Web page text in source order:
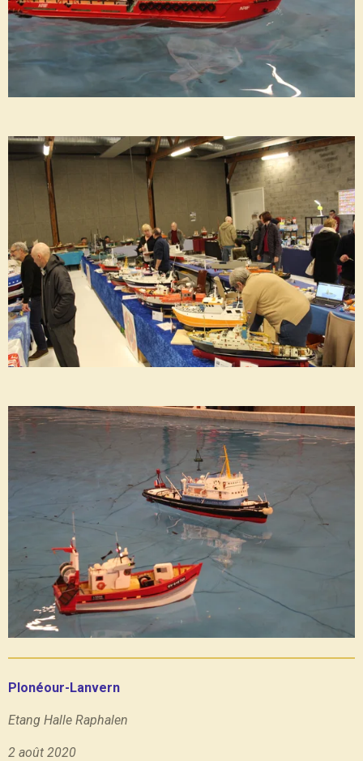
Plonéour-Lanvern
Etang Halle Raphalen
2 août 2020